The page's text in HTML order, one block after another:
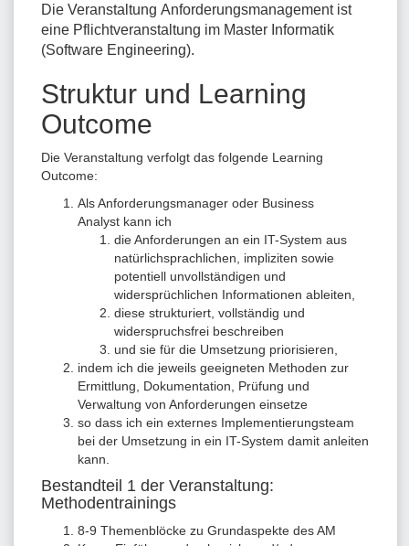
Die Veranstaltung Anforderungsmanagement ist
eine Pflichtveranstaltung im Master Informatik
(Software Engineering).
Struktur und Learning
Outcome
Die Veranstaltung verfolgt das folgende Learning
Outcome:
Als Anforderungsmanager oder Business
Analyst kann ich
die Anforderungen an ein IT-System aus
natürlichsprachlichen, impliziten sowie
potentiell unvollständigen und
widersprüchlichen Informationen ableiten,
diese strukturiert, vollständig und
widerspruchsfrei beschreiben
und sie für die Umsetzung priorisieren,
indem ich die jeweils geeigneten Methoden zur
Ermittlung, Dokumentation, Prüfung und
Verwaltung von Anforderungen einsetze
so dass ich ein externes Implementierungsteam
bei der Umsetzung in ein IT-System damit anleiten
kann.
Bestandteil 1 der Veranstaltung:
Methodentrainings
8-9 Themenblöcke zu Grundaspekte des AM